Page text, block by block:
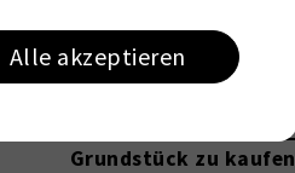
Grundstück zu kaufen
Alle akzeptieren